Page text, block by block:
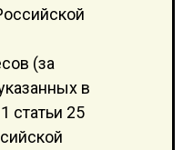
(за
в
статьи 25